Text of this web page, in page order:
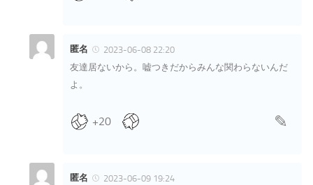
匿名
2023-06-08 22:20
友達居ないから。嘘つきだからみんな関わらないんだ
よ。
+20
匿名
2023-06-09 19:24